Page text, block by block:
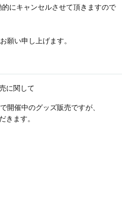
にキャンセルさせて頂きますので
願い申し上げます。
に関して
開催中のグッズ販売ですが、
きます。